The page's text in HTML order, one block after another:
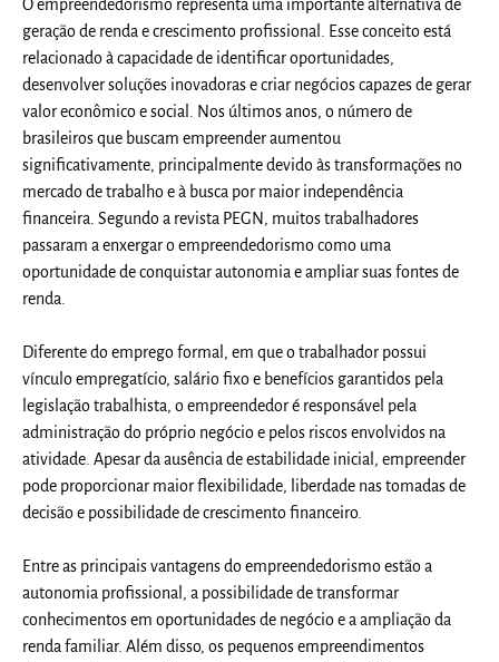
O empreendedorismo representa uma importante alternativa de
geração de renda e crescimento profissional. Esse conceito está
relacionado à capacidade de identificar oportunidades,
desenvolver soluções inovadoras e criar negócios capazes de gerar
valor econômico e social. Nos últimos anos, o número de
brasileiros que buscam empreender aumentou
significativamente, principalmente devido às transformações no
mercado de trabalho e à busca por maior independência
financeira. Segundo a revista PEGN, muitos trabalhadores
passaram a enxergar o empreendedorismo como uma
oportunidade de conquistar autonomia e ampliar suas fontes de
renda.
Diferente do emprego formal, em que o trabalhador possui
vínculo empregatício, salário fixo e benefícios garantidos pela
legislação trabalhista, o empreendedor é responsável pela
administração do próprio negócio e pelos riscos envolvidos na
atividade. Apesar da ausência de estabilidade inicial, empreender
pode proporcionar maior flexibilidade, liberdade nas tomadas de
decisão e possibilidade de crescimento financeiro.
Entre as principais vantagens do empreendedorismo estão a
autonomia profissional, a possibilidade de transformar
conhecimentos em oportunidades de negócio e a ampliação da
renda familiar. Além disso, os pequenos empreendimentos